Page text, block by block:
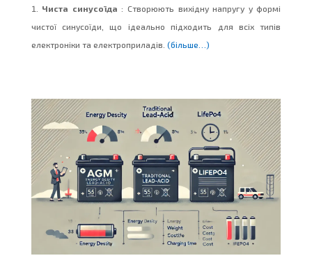
Чиста синусоїда : Створюють вихідну напругу у формі
чистої синусоїди, що ідеально підходить для всіх типів
електроніки та електроприладів. (більше…)